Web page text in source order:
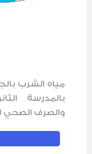
مياه الشرب
بالمدرسة
والصرف الصحي للعام